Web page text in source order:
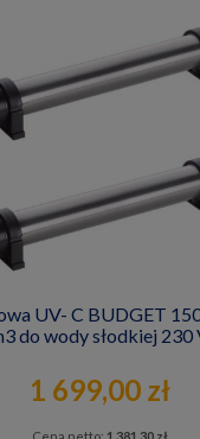
UV- C BUDGET
do wody słodkiej 230
1 699,00 zł
Cena netto: 1 381,30 zł